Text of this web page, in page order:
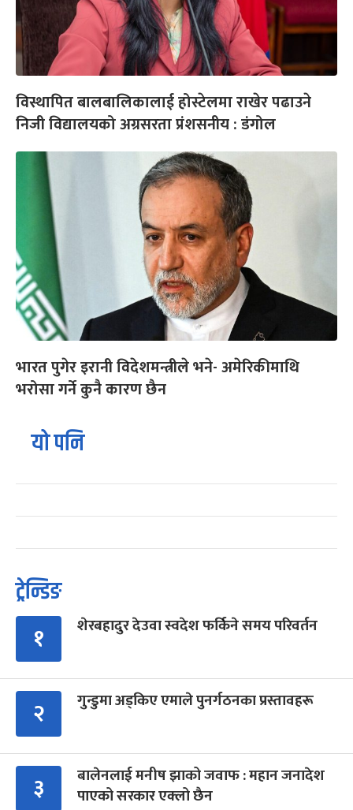
विस्थापित बालबालिकालाई होस्टेलमा राखेर पढाउने
निजी विद्यालयको अग्रसरता प्रंशसनीय : डंगोल
भारत पुगेर इरानी विदेशमन्त्रीले भने- अमेरिकीमाथि
भरोसा गर्ने कुनै कारण छैन
यो पनि
ट्रेन्डिङ
१ शेरबहादुर देउवा स्वदेश फर्किने समय परिवर्तन
२ गुन्डुमा अड्किए एमाले पुनर्गठनका प्रस्तावहरू
३
बालेनलाई मनीष झाको जवाफ : महान जनादेश
पाएको सरकार एक्लो छैन